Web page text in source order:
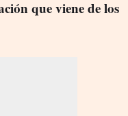
que viene de los